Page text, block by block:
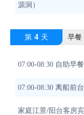
源洞）
第 4 天 早餐
07:00-08:30 自助早餐
07:00-08:30 离船前
家庭江景/阳台客房